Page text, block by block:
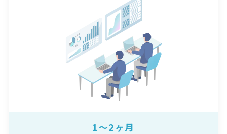
1～2ヶ月